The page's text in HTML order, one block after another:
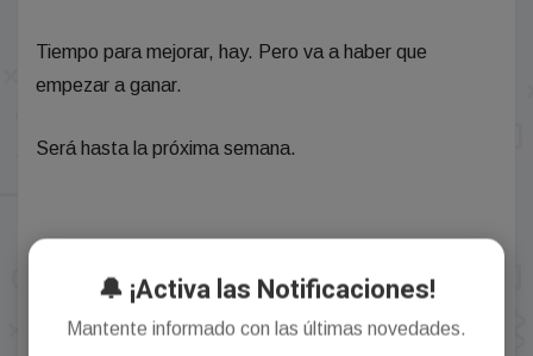
Tiempo para mejorar, hay. Pero va a haber que
empezar a ganar.
Será hasta la próxima semana.
🔔 ¡Activa las Notificaciones!
Mantente informado con las últimas novedades.